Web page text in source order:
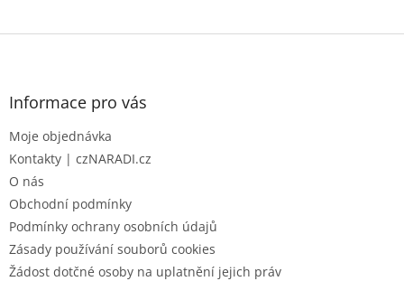
Z
Informace pro vás
Moje objednávka
Kontakty | czNARADI.cz
O nás
Obchodní podmínky
Podmínky ochrany osobních údajů
Zásady používání souborů cookies
Žádost dotčné osoby na uplatnění jejich práv